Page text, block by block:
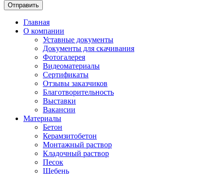
Отправить
Главная
О компании
Уставные документы
Документы для скачивания
Фотогалерея
Видеоматериалы
Сертификаты
Отзывы заказчиков
Благотворительность
Выставки
Вакансии
Материалы
Бетон
Керамзитобетон
Монтажный раствор
Кладочный раствор
Песок
Щебень